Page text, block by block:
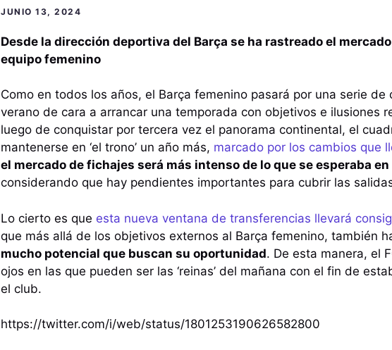
JUNIO 13, 2024
Desde la dirección deportiva del Barça se ha rastreado el
equipo femenino
Como en todos los años, el Barça femenino pasará por una serie
verano de cara a arrancar una temporada con objetivos e ilusiones
luego de conquistar por tercera vez el panorama continental, el
mantenerse en ‘el trono’ un año más, marcado por los cambios que
el mercado de fichajes será más intenso de lo que se esperaba
considerando que hay pendientes importantes para cubrir las
Lo cierto es que esta nueva ventana de transferencias llevará
que más allá de los objetivos externos al Barça femenino, también
mucho potencial que buscan su oportunidad. De esta manera, el
ojos en las que pueden ser las ‘reinas’ del mañana con el fin de
el club.
https://twitter.com/i/web/status/1801253190626582800